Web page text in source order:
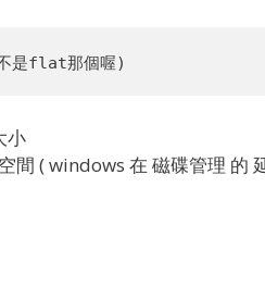
小
間 ( windows 在 磁碟管理 的